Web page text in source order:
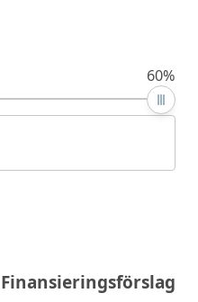
60%
Finansieringsförslag